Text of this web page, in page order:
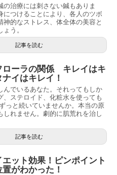
の治療には刺さない鍼もありま
につけることにより、各人のツボ
神的なストレス、体全体の美容と
う。
記事を読む
ローラの関係 キレイはキ
イはキレイ！
んでいるあなた。それってもしか
、ステロイド、化粧水を使っても
っと続いていませんか。本当の原
しれません。劇的に肌荒れを治し
記事を読む
ット効果！ピンポイント
がわかった！